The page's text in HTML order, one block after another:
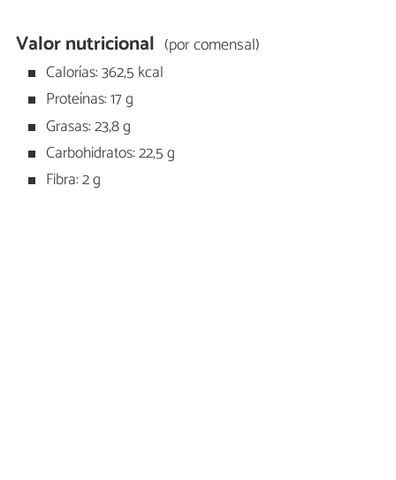
Valor nutricional (por comensal)
Calorías: 362,5 kcal
Proteínas: 17 g
Grasas: 23,8 g
Carbohidratos: 22,5 g
Fibra: 2 g